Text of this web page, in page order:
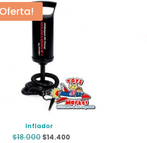
Inflador
$18.000 El
$14.400El